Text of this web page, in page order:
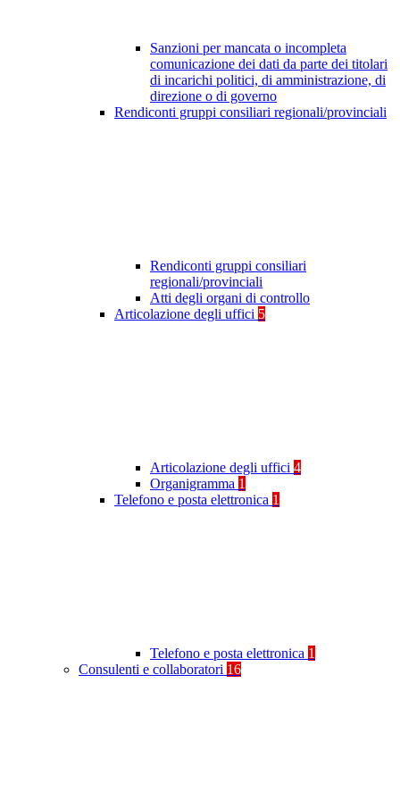
Sanzioni per mancata o incompleta
comunicazione dei dati da parte dei titolari
di incarichi politici, di amministrazione, di
direzione o di governo
Rendiconti gruppi consiliari regionali/provinciali
Rendiconti gruppi consiliari
regionali/provinciali
Atti degli organi di controllo
Articolazione degli uffici 5
Articolazione degli uffici 4
Organigramma 1
Telefono e posta elettronica 1
Telefono e posta elettronica 1
Consulenti e collaboratori 16